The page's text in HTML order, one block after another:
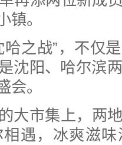
镇。
之战”，不仅是
沈阳、哈尔滨
会。
市集上，两
遇，冰爽滋